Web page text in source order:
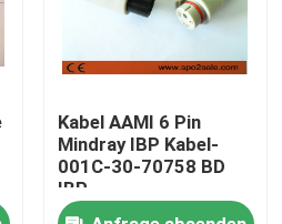
sensor
Kabel AAMI 6 Pin
Mindray IBP Kabel-
001C-30-70758 BD
IBP